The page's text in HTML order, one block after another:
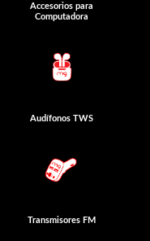
Accesorios para
Computadora
Audífonos TWS
Transmisores FM